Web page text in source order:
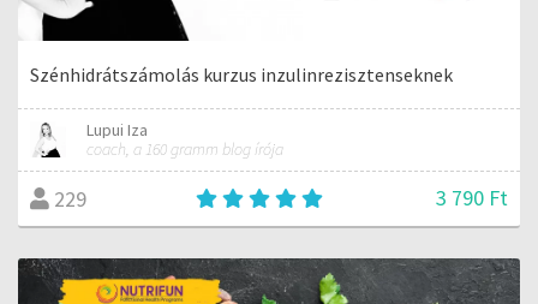
Szénhidrátszámolás kurzus inzulinrezisztenseknek
Lupui Iza
coach, a 160 gramm blog írója
229 3 790 Ft